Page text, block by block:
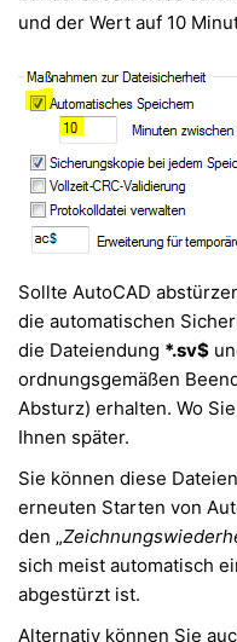
und der Wert auf 10
Sollte AutoCAD
die automatischen
die Dateiendung *.sv$
ordnungsgemäßen
Absturz) erhalten. Wo
Ihnen später.
Sie können diese
erneuten Starten von
den „
sich meist automatisch
abgestürzt ist.
Alternativ können Sie